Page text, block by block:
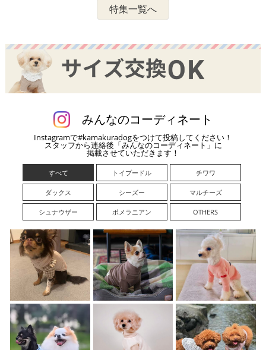
特集一覧へ
みんなのコーディネート
Instagramで#kamakuradogをつけて投稿してください！
スタッフから連絡後「みんなのコーディネート」に
掲載させていただきます！
すべて トイプードル チワワ
ダックス シーズー マルチーズ
シュナウザー ポメラニアン OTHERS